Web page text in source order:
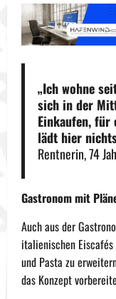
„Ich wohne
sich in der
Einkaufen, für
lädt hier
Rentnerin, 74
Gastronom mit
Auch aus der
italienischen
und Pasta zu
das Konzept